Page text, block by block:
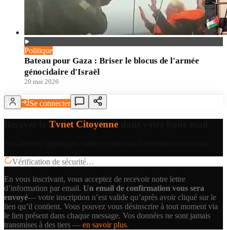
Politique
Bateau pour Gaza : Briser le blocus de l'armée
génocidaire d'Israël
20 mai 2026
Se connecter
Tvnet Citoyenne
Vérification de sécurité…
En vous inscrivant, vous acceptez de recevoir notre lettre
d’information par email. Un email de confirmation vous sera
envoyé— votre inscription n’est valide qu’après avoir cliqué sur le
lien qu’il contient. Vous pouvez vous désinscrire à tout moment via
le lien présent dans chaque message. Vos données ne sont jamais
transmises à des tiers — en savoir plus.